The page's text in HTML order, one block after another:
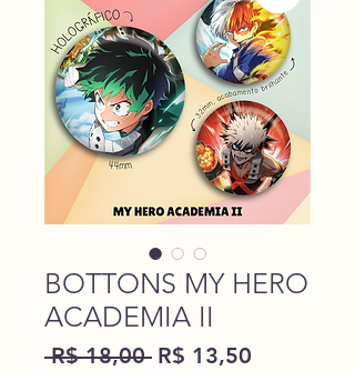
BOTTONS MY HERO
ACADEMIA II
R$ 18,00 Preço
R$ 13,50